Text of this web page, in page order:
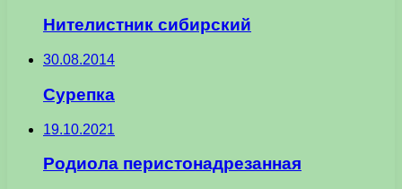
Нителистник сибирский
30.08.2014
Сурепка
19.10.2021
Родиола перистонадрезанная